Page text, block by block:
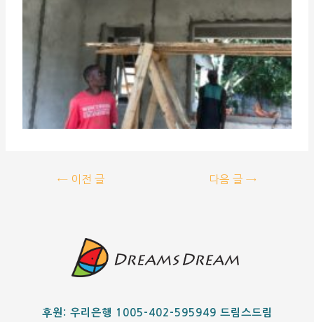
←이전 글 다음 글→
후원: 우리은행 1005-402-595949 드림스드림